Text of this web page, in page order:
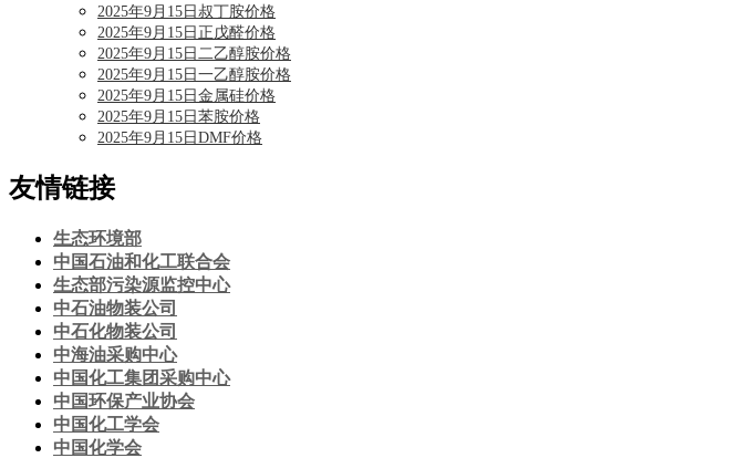
2025年9月15日叔丁胺价格
2025年9月15日正戊醛价格
2025年9月15日二乙醇胺价格
2025年9月15日一乙醇胺价格
2025年9月15日金属硅价格
2025年9月15日苯胺价格
2025年9月15日DMF价格
友情链接
生态环境部
中国石油和化工联合会
生态部污染源监控中心
中石油物装公司
中石化物装公司
中海油采购中心
中国化工集团采购中心
中国环保产业协会
中国化工学会
中国化学会